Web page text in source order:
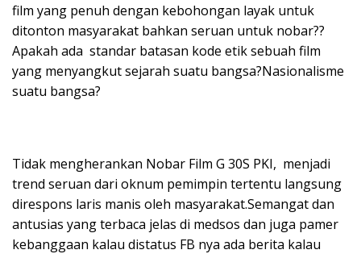
film yang penuh dengan kebohongan layak untuk
ditonton masyarakat bahkan seruan untuk nobar??
Apakah ada standar batasan kode etik sebuah film
yang menyangkut sejarah suatu bangsa?Nasionalisme
suatu bangsa?
Tidak mengherankan Nobar Film G 30S PKI, menjadi
trend seruan dari oknum pemimpin tertentu langsung
direspons laris manis oleh masyarakat.Semangat dan
antusias yang terbaca jelas di medsos dan juga pamer
kebanggaan kalau distatus FB nya ada berita kalau